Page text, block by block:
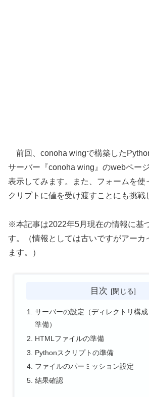
前回、conoha wingで構築した
サーバー『conoha wing』のwebペー
表示してみます。また、フォームを使
クリプトに値を受け渡すことにも挑戦
※本記事は2022年5月現在の情報に基
す。（情報としては古いですがアーカ
ます。）
目次
サーバーの設定（ディレクトリ構
準備）
HTMLファイルの準備
Pythonスクリプトの準備
ファイルのパーミッション設定
結果確認